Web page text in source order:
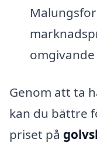
Genom att ta
kan du bättre
priset på